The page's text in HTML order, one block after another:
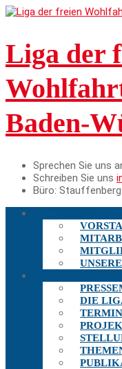
Liga der
Baden-
Sprechen Sie uns
Schreiben Sie uns
Büro:
DIE